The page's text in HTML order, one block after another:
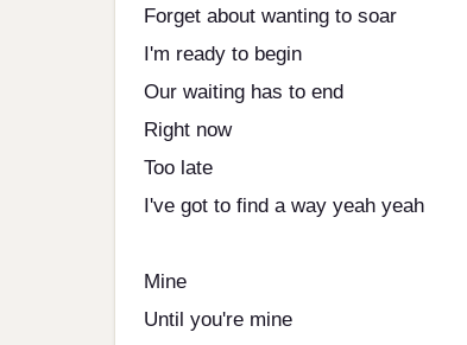
Forget about wanting to soar
I'm ready to begin
Our waiting has to end
Right now
Too late
I've got to find a way yeah yeah
Mine
Until you're mine